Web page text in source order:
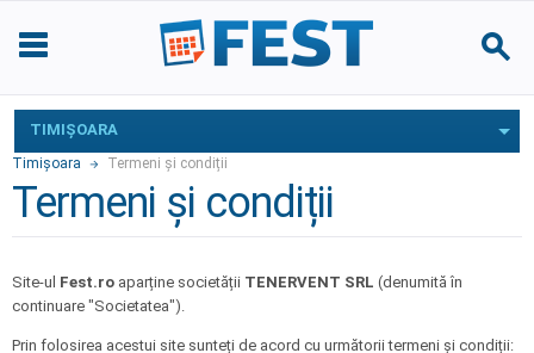
TIMIŞOARA
Timişoara Termeni și condiții
Termeni și condiții
Site-ul Fest.ro aparține societății TENERVENT SRL (denumită în
continuare "Societatea").
Prin folosirea acestui site sunteți de acord cu următorii termeni și condiții: